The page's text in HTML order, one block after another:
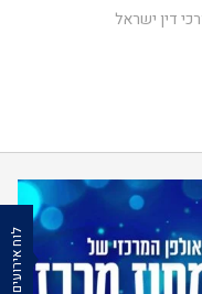
דין ישראל
לוח אירועים